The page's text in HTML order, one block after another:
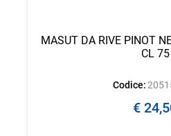
MASUT DA RIVE PINOT
CL 75
Codice:
€